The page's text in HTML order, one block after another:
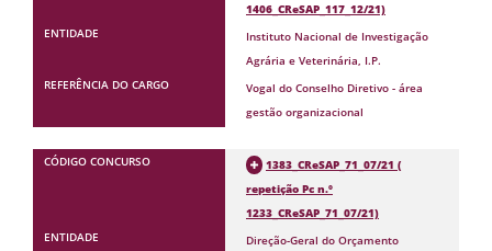
1406_CReSAP_117_12/21)
Instituto Nacional de Investigação
Agrária e Veterinária, I.P.
Vogal do Conselho Diretivo - área
gestão organizacional
1383_CReSAP_71_07/21 (
repetição Pc n.º
1233_CReSAP_71_07/21)
Direção-Geral do Orçamento